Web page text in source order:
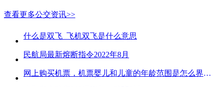
查看更多公交资讯>>
什么是双飞_飞机双飞是什么意思
民航局最新熔断指令2022年8月
网上购买机票，机票婴儿和儿童的年龄范围是怎么界定的？